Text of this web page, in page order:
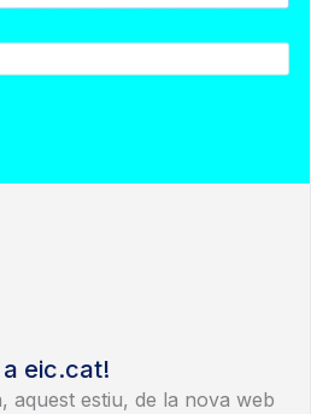
eic.cat!
aquest estiu, de la nova web